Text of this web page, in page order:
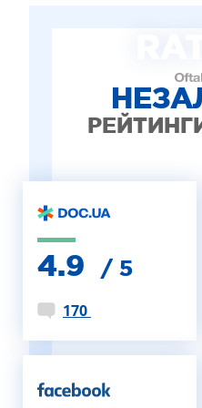
ДИТЯЧА ОФТАЛЬМОЛОГІЯ
ЛІКУВАННЯ
ЕСТЕТИЧНА ХІРУРГІЯ
4.9 / 5
170